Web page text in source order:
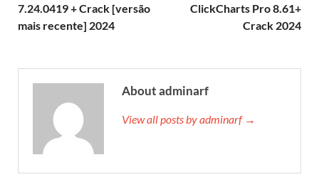
7.24.0419 + Crack [versão
mais recente] 2024
ClickCharts Pro 8.61+
Crack 2024
About adminarf
View all posts by adminarf →